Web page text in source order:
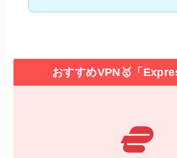
おすすめVPN🥇「